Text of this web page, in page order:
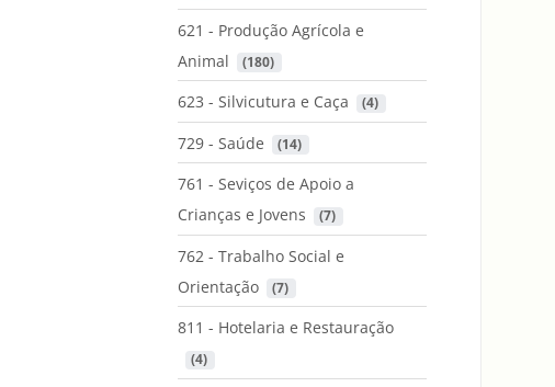
621 - Produção Agrícola e
Animal
(180)
623 - Silvicutura e Caça (4)
729 - Saúde (14)
761 - Seviços de Apoio a
Crianças e Jovens
(7)
762 - Trabalho Social e
Orientação
(7)
811 - Hotelaria e Restauração
(4)